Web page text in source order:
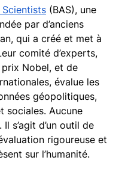
(BAS), une
par d’anciens
qui a créé et met à
comité d’experts,
Nobel, et de
évalue les
géopolitiques,
sociales. Aucune
s’agit d’un outil de
rigoureuse et
sur l’humanité.